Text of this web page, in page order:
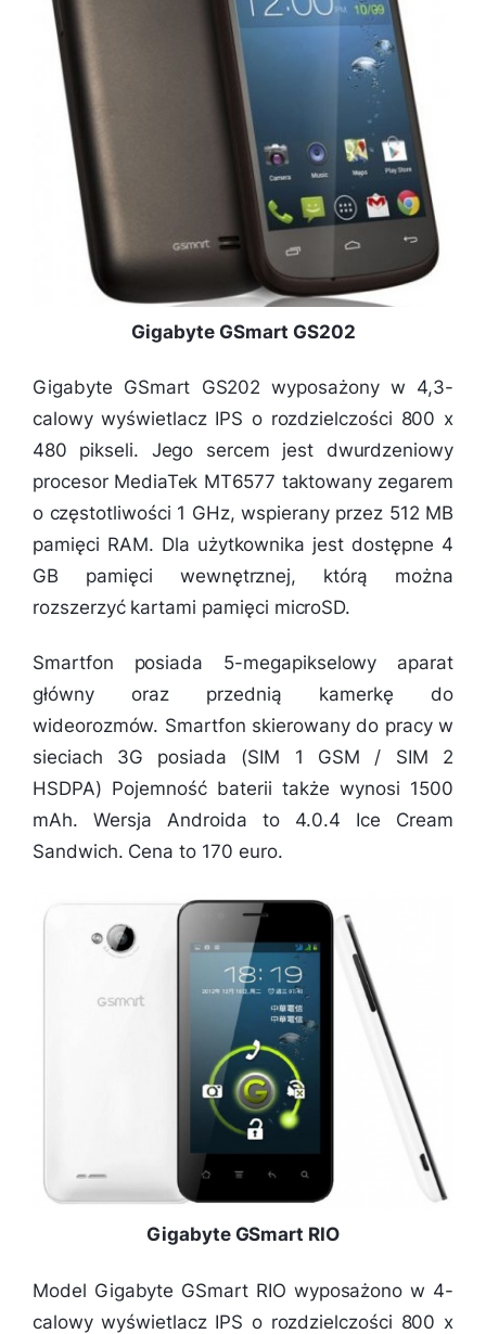
Gigabyte GSmart GS202
Gigabyte GSmart GS202 wyposażony w 4,3-
calowy wyświetlacz IPS o rozdzielczości 800 x
480 pikseli. Jego sercem jest dwurdzeniowy
procesor MediaTek MT6577 taktowany zegarem
o częstotliwości 1 GHz, wspierany przez 512 MB
pamięci RAM. Dla użytkownika jest dostępne 4
GB pamięci wewnętrznej, którą można
rozszerzyć kartami pamięci microSD.
Smartfon posiada 5-megapikselowy aparat
główny oraz przednią kamerkę do
wideorozmów. Smartfon skierowany do pracy w
sieciach 3G posiada (SIM 1 GSM / SIM 2
HSDPA) Pojemność baterii także wynosi 1500
mAh. Wersja Androida to 4.0.4 Ice Cream
Sandwich. Cena to 170 euro.
Gigabyte GSmart RIO
Model Gigabyte GSmart RIO wyposażono w 4-
calowy wyświetlacz IPS o rozdzielczości 800 x